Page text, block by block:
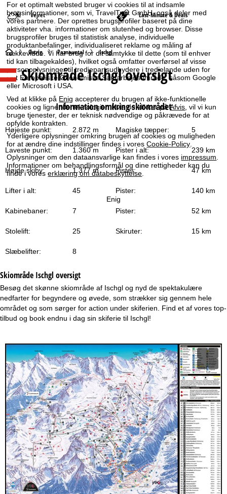
For et optimalt websted bruger vi cookies til at indsamle
brugsinformationer, som vi, TravelTrex GmbH, også deler med
vores partnere. Der oprettes brugsprofiler baseret på dine
aktiviteter vha. informationer om slutenhed og browser. Disse
brugsprofiler bruges til statistisk analyse, individuelle
produktanbefalinger, individualiseret reklame og måling af
rækkevidde. Vi har brug for dit samtykke til dette (som til enhver
tid kan tilbagekaldes), hvilket også omfatter overførsel af visse
personoplysninger til tredjepartsudbydere i tredjelande uden for
Det Europæiske Økonomiske Samarbejdsområde, såsom Google
eller Microsoft i USA.
Ved at klikke på Enig accepterer du brugen af ikke-funktionelle
cookies og lignende teknologier. Hvis du klikker påAfvis, vil vi kun
bruge tjenester, der er teknisk nødvendige og påkrævede for at
opfylde kontrakten.
Yderligere oplysninger omkring brugen af cookies og muligheden
for at ændre dine indstillinger findes i voresCookie-Policy
Oplysninger om den dataansvarlige kan findes i vores impressum
Informationer om behandlingsformål og dine rettigheder kan du
finde i voreserklæring om databeskyttelse
Enig
Vejret Last-Minute & Deals
S
t
r
t
s
i
Østrig Paznauntal Ischgl
Skiområde Ischgl oversigt
Information omkring skiområdet
Højeste punkt: 2.872 m Magiske tæpper: 5
Laveste punkt: 1.360 m Pister i alt: 239 km
Højde skiby: 1.377 m Pister: 47 km
Lifter i alt: 45 Pister: 140 km
Kabinebaner: 7 Pister: 52 km
Stolelift: 25 Skiruter: 15 km
Slæbelifter: 8
Skiområde Ischgl oversigt
Besøg det skønne skiområde af Ischgl og nyd de spektakulære
nedfarter for begyndere og øvede, som strækker sig gennem hele
området og som sørger for action under skiferien. Find et af vores top-
tilbud og book endnu i dag sin skiferie til Ischgl!